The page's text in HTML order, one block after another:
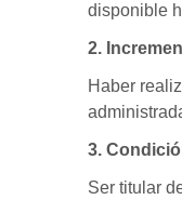
disponible
2.
Haber
3.
Ser titular